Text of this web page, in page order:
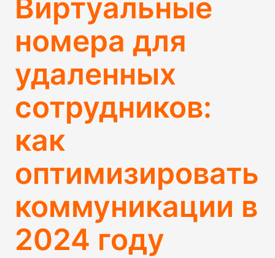
Виртуальные
номера для
удаленных
сотрудников:
как
оптимизировать
коммуникации в
2024 году